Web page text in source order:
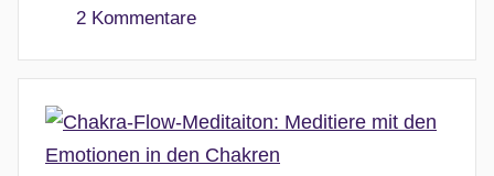
2 Kommentare